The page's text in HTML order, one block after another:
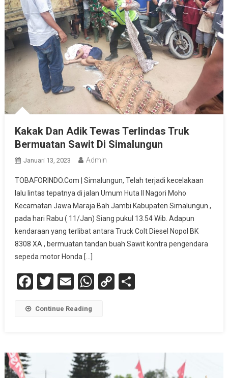
Kakak Dan Adik Tewas Terlindas Truk
Bermuatan Sawit Di Simalungun
Januari 13, 2023 Admin
TOBAFORINDO.Com | Simalungun, Telah terjadi kecelakaan
lalu lintas tepatnya di jalan Umum Huta II Nagori Moho
Kecamatan Jawa Maraja Bah Jambi Kabupaten Simalungun ,
pada hari Rabu ( 11/Jan) Siang pukul 13.54 Wib. Adapun
kendaraan yang terlibat antara Truck Colt Diesel Nopol BK
8308 XA , bermuatan tandan buah Sawit kontra pengendara
sepeda motor Honda […]
Facebook
Twitter
EmailWhatsApp
CopyShare
Continue Reading